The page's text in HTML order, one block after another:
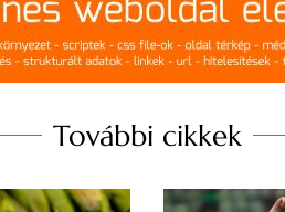
További cikkek